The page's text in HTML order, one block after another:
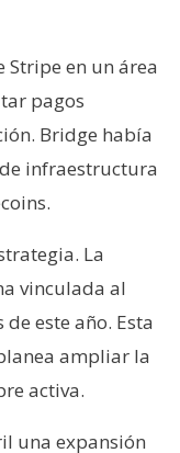
Stripe en un área
pagos
Bridge había
infraestructura
La
vinculada al
este año. Esta
ampliar la
activa.
una expansión